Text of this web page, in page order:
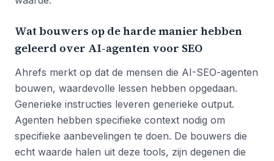
Wat bouwers op de harde manier hebben
geleerd over AI-agenten voor SEO
Ahrefs merkt op dat de mensen die AI-SEO-agenten
bouwen, waardevolle lessen hebben opgedaan.
Generieke instructies leveren generieke output.
Agenten hebben specifieke context nodig om
specifieke aanbevelingen te doen. De bouwers die
echt waarde halen uit deze tools, zijn degenen die